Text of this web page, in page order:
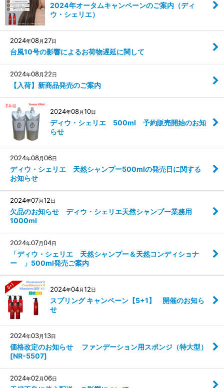
2024年オータムキャンペーンのご案内（ディ
ウ・シェリエ）
2024年08月 27日
台風10号の影響によるお荷物遅延に関して
2024年08月 22日
【入荷】新商品発売のご案内
2024年08月10日
ディウ・シェリエ 500ml 予約販売開始のお知
らせ
2024年08月06日
ディウ・シェリエ 天然シャンプー500mlの発売日に関する
お知らせ
2024年07月12日
欠品のお知らせ ディウ・シェリエ天然シャンプー業務用
1000ml
2024年07月04日
「ディウ・シェリエ 天然シャンプー＆天然コンディショナ
ー 」500ml発売ご案内
2024年04月12日
スプリング キャンペーン【5+1】 開催のお知ら
せ
2024年03月13日
価格改定のお知らせ ファンデーション用スポンジ（特大型）
[NR-5507]
2024年02 月06日